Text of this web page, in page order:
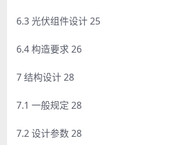
6.3 光伏组件设计 25
6.4 构造要求 26
7 结构设计 28
7.1 一般规定 28
7.2 设计参数 28